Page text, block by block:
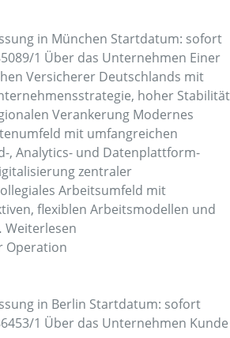
in München Startdatum: sofort
1 Über das Unternehmen Einer
Versicherer Deutschlands mit
hoher Stabilität
Verankerung Modernes
mit umfangreichen
, Analytics- und Datenplattform-
zentraler
Arbeitsumfeld mit
flexiblen Arbeitsmodellen und
Weiterlesen
Operation
in Berlin Startdatum: sofort
1 Über das Unternehmen Kunde